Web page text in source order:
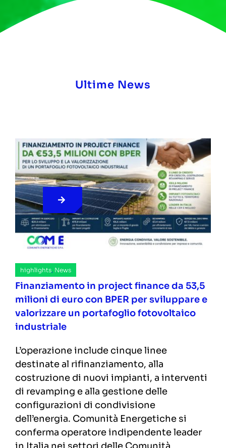
Ultime News
highlights, News
Finanziamento in project finance da 53,5
milioni di euro con BPER per sviluppare e
valorizzare un portafoglio fotovoltaico
industriale
L’operazione include cinque linee
destinate al rifinanziamento, alla
costruzione di nuovi impianti, a interventi
di revamping e alla gestione delle
configurazioni di condivisione
dell’energia. Comunità Energetiche si
conferma operatore indipendente leader